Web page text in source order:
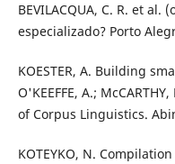
BEVILACQUA, C. R. et
especializado? Porto
KOESTER, A. Building
O'KEEFFE, A.;
of Corpus Linguistics.
KOTEYKO, N.